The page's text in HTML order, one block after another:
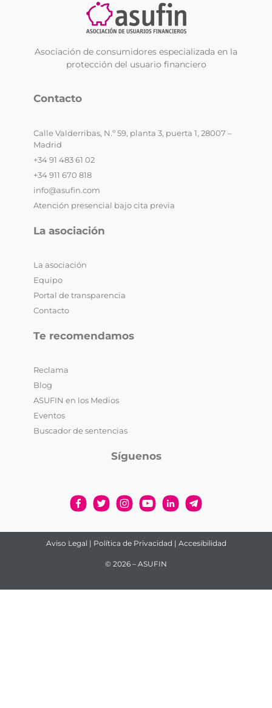
Asociación de consumidores especializada en la
protección del usuario financiero
Contacto
Calle Valderribas, N.º 59, planta 3, puerta 1, 28007 –
Madrid
+34 91 483 61 02
+34 911 670 818
info@asufin.com
Atención presencial bajo cita previa
La asociación
La asociación
Equipo
Portal de transparencia
Contacto
Te recomendamos
Reclama
Blog
ASUFIN en los Medios
Eventos
Buscador de sentencias
Síguenos
Aviso Legal | Política de Privacidad | Accesibilidad
© 2026 – ASUFIN